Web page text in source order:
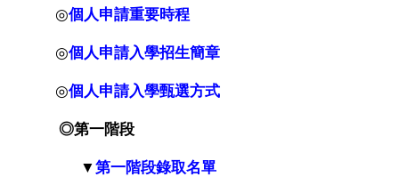
◎個人申請重要時程
◎個 人申請入學招生簡章
◎個人申請入學甄選方式
◎第一階段
▼第一階段錄取名單